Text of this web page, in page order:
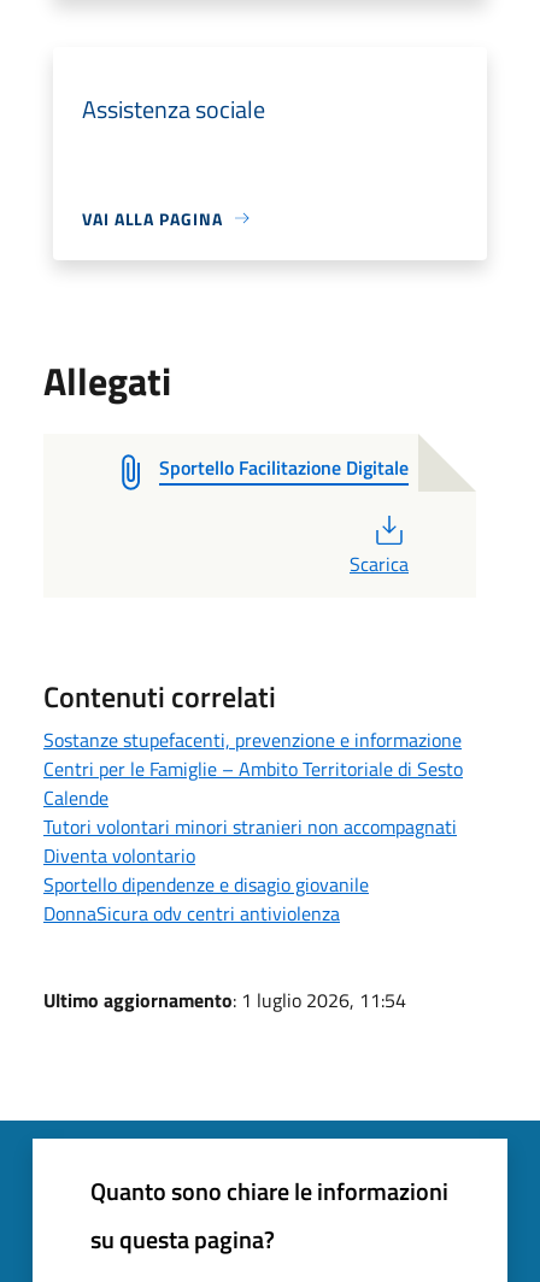
Assistenza sociale
VAI ALLA PAGINA
Allegati
Sportello Facilitazione Digitale
Scarica
Contenuti correlati
Sostanze stupefacenti, prevenzione e informazione
Centri per le Famiglie – Ambito Territoriale di Sesto
Calende
Tutori volontari minori stranieri non accompagnati
Diventa volontario
Sportello dipendenze e disagio giovanile
DonnaSicura odv centri antiviolenza
Ultimo aggiornamento: 1 luglio 2026, 11:54
Quanto sono chiare le informazioni
su questa pagina?